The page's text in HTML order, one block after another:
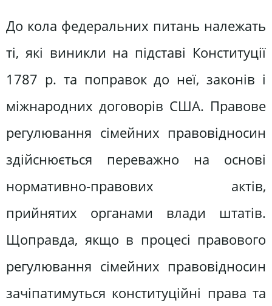
До кола федеральних питань належать
ті, які виникли на підставі Конституції
1787 р. та поправок до неї, законів і
міжнародних договорів США. Правове
регулювання сімейних правовідносин
здійснюється переважно на основі
нормативно-правових актів,
прийнятих органами влади штатів.
Щоправда, якщо в процесі правового
регулювання сімейних правовідносин
зачіпатимуться конституційні права та